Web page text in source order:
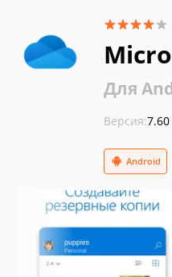
Для
Версия:7.60
Android